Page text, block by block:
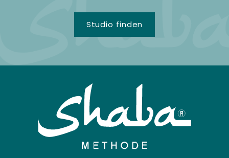
Studio finden